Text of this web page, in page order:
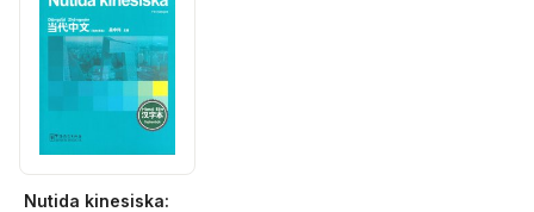
Nutida kinesiska: